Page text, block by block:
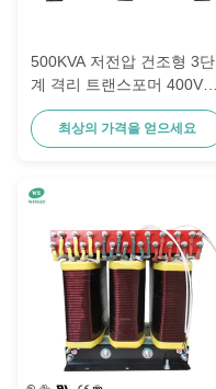
500KVA 저전압 건조형 3단
계 격리 트랜스포머 400V에
서 480V까지
최상의 가격을 얻으세요